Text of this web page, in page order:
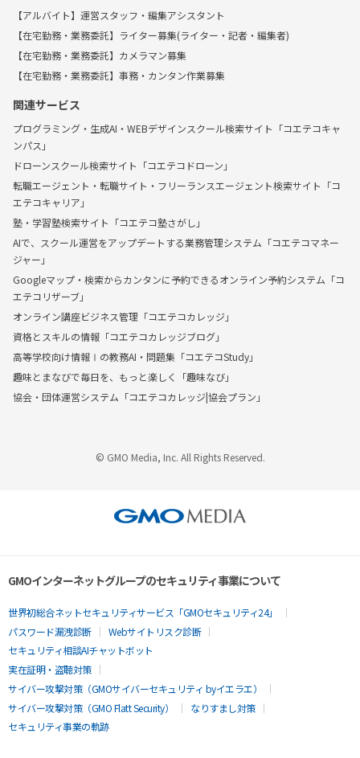
【アルバイト】運営スタッフ・編集アシスタント
【在宅勤務・業務委託】ライター募集(ライター・記者・編集者)
【在宅勤務・業務委託】カメラマン募集
【在宅勤務・業務委託】事務・カンタン作業募集
関連サービス
プログラミング・生成AI・WEBデザインスクール検索サイト「コエテコキャ
ンパス」
ドローンスクール検索サイト「コエテコドローン」
転職エージェント・転職サイト・フリーランスエージェント検索サイト「コ
エテコキャリア」
塾・学習塾検索サイト「コエテコ塾さがし」
AIで、スクール運営をアップデートする業務管理システム「コエテコマネー
ジャー」
Googleマップ・検索からカンタンに予約できるオンライン予約システム「コ
エテコリザーブ」
オンライン講座ビジネス管理「コエテコカレッジ」
資格とスキルの情報「コエテコカレッジブログ」
高等学校向け情報Ⅰの教務AI・問題集「コエテコStudy」
趣味とまなびで毎日を、もっと楽しく「趣味なび」
協会・団体運営システム「コエテコカレッジ|協会プラン」
© GMO Media, Inc. All Rights Reserved.
GMOインターネットグループのセキュリティ事業について
世界初総合ネットセキュリティサービス「GMOセキュリティ24」
パスワード漏洩診断
Webサイトリスク診断
セキュリティ相談AIチャットボット
実在証明・盗聴対策
サイバー攻撃対策（GMOサイバーセキュリティ byイエラエ）
サイバー攻撃対策（GMO Flatt Security）
なりすまし対策
セキュリティ事業の軌跡